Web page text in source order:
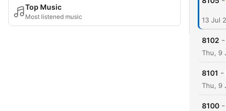
Top Music
Most listened music 13 Jul
8102 -
Thu, 9
8101 -
Thu, 9
8100 -